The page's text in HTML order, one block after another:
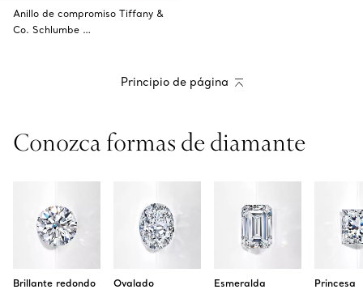
Anillo de compromiso Tiffany &
Co. Schlumbe …
Principio de página
Conozca formas de diamante
Brillante redondo Ovalado Esmeralda Princesa